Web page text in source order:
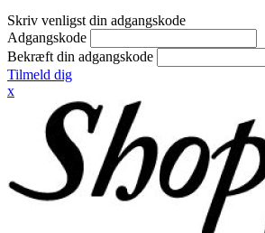
Skriv venligst din adgangskode
Adgangskode
Bekræft din adgangskode
Tilmeld dig
x